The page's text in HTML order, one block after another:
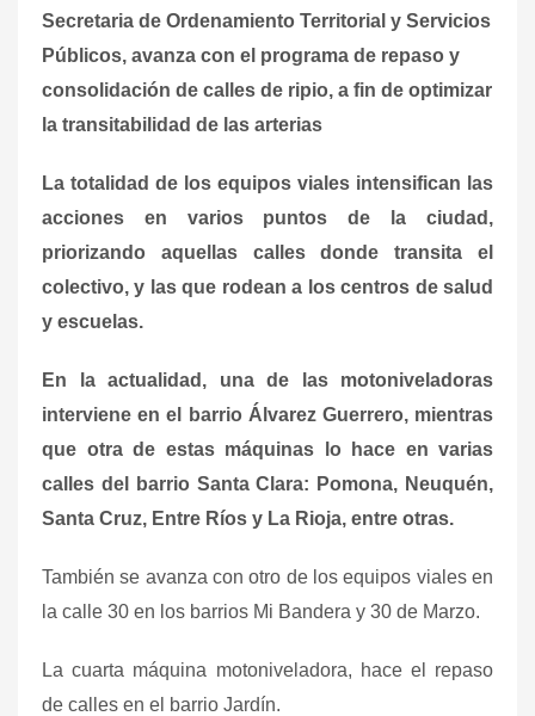
Secretaria de Ordenamiento Territorial y Servicios
Públicos, avanza con el programa de repaso y
consolidación de calles de ripio, a fin de optimizar
la transitabilidad de las arterias
La totalidad de los equipos viales intensifican las
acciones en varios puntos de la ciudad,
priorizando aquellas calles donde transita el
colectivo, y las que rodean a los centros de salud
y escuelas.
En la actualidad, una de las motoniveladoras
interviene en el barrio Álvarez Guerrero, mientras
que otra de estas máquinas lo hace en varias
calles del barrio Santa Clara: Pomona, Neuquén,
Santa Cruz, Entre Ríos y La Rioja, entre otras.
También se avanza con otro de los equipos viales en
la calle 30 en los barrios Mi Bandera y 30 de Marzo.
La cuarta máquina motoniveladora, hace el repaso
de calles en el barrio Jardín.